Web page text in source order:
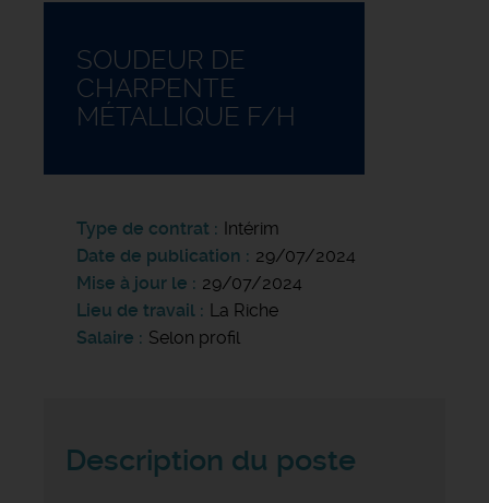
SOUDEUR DE
CHARPENTE
MÉTALLIQUE F/H
Type de contrat
Intérim
Date de publication
29/07/2024
Mise à jour le
29/07/2024
Lieu de travail
La Riche
Salaire
Selon profil
Description du poste